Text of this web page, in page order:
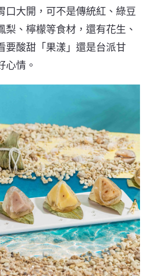
口大開，可不是傳統紅、綠豆
梨、檸檬等食材，還有花生、
要酸甜「果漾」還是台派甘
心情。